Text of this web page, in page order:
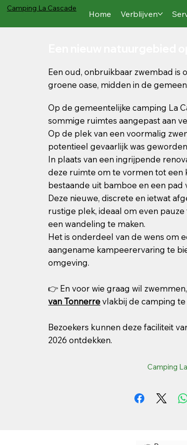
Camping La Cascade
Home Verblijven
Een oud, onbruikbaar zwembad
groene oase, midden in de
Op de gemeentelijke camping La
sommige ruimtes aangepast aan
Op de plek van een voormalig
potentieel gevaarlijk was
In plaats van een ingrijpende
deze ruimte om te vormen tot een
bestaande uit bamboe en een pad
Deze nieuwe, discrete en ietwat
rustige plek, ideaal om even
een wandeling te maken.
Het is onderdeel van de wens om
aangename kampeerervaring te
omgeving.
👉 En voor wie graag wil
van Tonnerrevlakbij de camping te
Bezoekers kunnen deze faciliteit
2026 ontdekken.
Camping